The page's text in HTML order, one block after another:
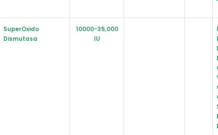
SuperOxido
Dismutasa
10000-35,000
IU